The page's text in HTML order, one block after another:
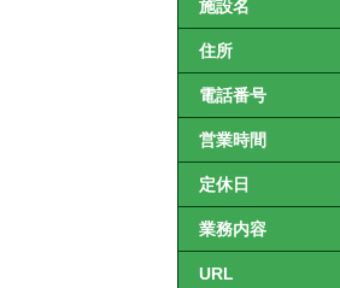
施設名
住所
電話番号
営業時間
定休日
業務内容
URL